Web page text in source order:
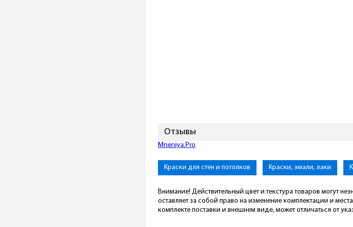
Отзывы
Mneniya.Pro
Краски для стен и потолков Краски, эмали, лаки
Внимание! Действительный цвет и текстура товаров могут
оставляет за собой право на изменение комплектации и
комплекте поставки и внешнем виде, может отличаться от